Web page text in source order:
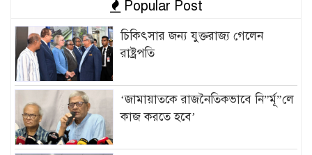
Popular Post
চিকিৎসার জন্য যুক্তরাজ্য গেলেন
রাষ্ট্রপতি
‘জামায়াতকে রাজনৈতিকভাবে নি”র্মূ”লে
কাজ করতে হবে’